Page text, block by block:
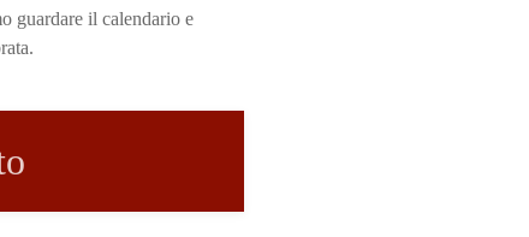
guardare il calendario e